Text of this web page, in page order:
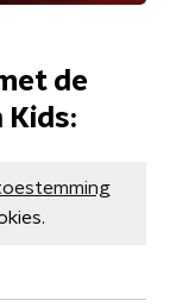
de
Kids: